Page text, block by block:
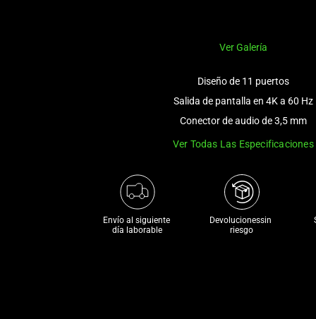
Ver Galería
Diseño de 11 puertos
Salida de pantalla en 4K a 60 Hz
Conector de audio de 3,5 mm
Ver Todas Las Especificaciones
Envío al siguiente
día laborable
Devolucionessin
riesgo